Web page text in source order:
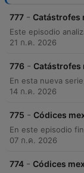
777 - Catástrofes
21 ก.ค. 2026
776 - Catástrofes
14 ก.ค. 2026
775 - Códices
07 ก.ค. 2026
774 - Códices